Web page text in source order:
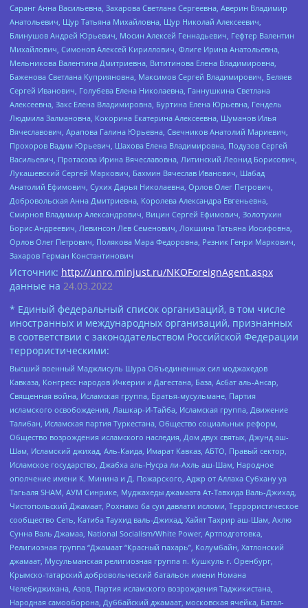
Саранг Анна Васильевна, Захарова Светлана Сергеевна, Аверин Владимир
Анатольевич, Щур Татьяна Михайловна, Щур Николай Алексеевич,
Блинушов Андрей Юрьевич, Мосин Алексей Геннадьевич, Гефтер Валентин
Михайлович, Симонов Алексей Кириллович, Флиге Ирина Анатольевна,
Мельникова Валентина Дмитриевна, Вититинова Елена Владимировна,
Баженова Светлана Куприяновна, Максимов Сергей Владимирович, Беляев
Сергей Иванович, Голубева Елена Николаевна, Ганнушкина Светлана
Алексеевна, Закс Елена Владимировна, Буртина Елена Юрьевна, Гендель
Людмила Залмановна, Кокорина Екатерина Алексеевна, Шуманов Илья
Вячеславович, Арапова Галина Юрьевна, Свечников Анатолий Мариевич,
Прохоров Вадим Юрьевич, Шахова Елена Владимировна, Подузов Сергей
Васильевич, Протасова Ирина Вячеславовна, Литинский Леонид Борисович,
Лукашевский Сергей Маркович, Бахмин Вячеслав Иванович, Шабад
Анатолий Ефимович, Сухих Дарья Николаевна, Орлов Олег Петрович,
Добровольская Анна Дмитриевна, Королева Александра Евгеньевна,
Смирнов Владимир Александрович, Вицин Сергей Ефимович, Золотухин
Борис Андреевич, Левинсон Лев Семенович, Локшина Татьяна Иосифовна,
Орлов Олег Петрович, Полякова Мара Федоровна, Резник Генри Маркович,
Захаров Герман Константинович
Источник: http://unro.minjust.ru/NKOForeignAgent.aspx
данные на 24.03.2022
* Единый федеральный список организаций, в том числе
иностранных и международных организаций, признанных
в соответствии с законодательством Российской Федерации
террористическими:
Высший военный Маджлисуль Шура Объединенных сил моджахедов
Кавказа, Конгресс народов Ичкерии и Дагестана, База, Асбат аль-Ансар,
Священная война, Исламская группа, Братья-мусульмане, Партия
исламского освобождения, Лашкар-И-Тайба, Исламская группа, Движение
Талибан, Исламская партия Туркестана, Общество социальных реформ,
Общество возрождения исламского наследия, Дом двух святых, Джунд аш-
Шам, Исламский джихад, Аль-Каида, Имарат Кавказ, АБТО, Правый сектор,
Исламское государство, Джабха аль-Нусра ли-Ахль аш-Шам, Народное
ополчение имени К. Минина и Д. Пожарского, Аджр от Аллаха Субхану уа
Тагьаля SHAM, АУМ Синрике, Муджахеды джамаата Ат-Тавхида Валь-Джихад,
Чистопольский Джамаат, Рохнамо ба суи давлати исломи, Террористическое
сообщество Сеть, Катиба Таухид валь-Джихад, Хайят Тахрир аш-Шам, Ахлю
Сунна Валь Джамаа, National Socialism/White Power, Артподготовка,
Религиозная группа “Джамаат “Красный пахарь”, Колумбайн, Хатлонский
джамаат, Мусульманская религиозная группа п. Кушкуль г. Оренбург,
Крымско-татарский добровольческий батальон имени Номана
Челебиджихана, Азов, Партия исламского возрождения Таджикистана,
Народная самооборона, Дуббайский джамаат, московская ячейка, Батал-